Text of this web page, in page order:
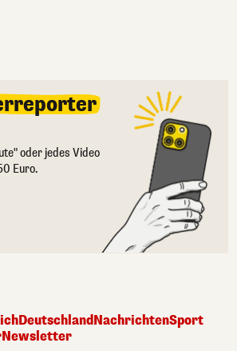
oder jedes Video
Euro.
DeutschlandNachrichtenSport
Newsletter